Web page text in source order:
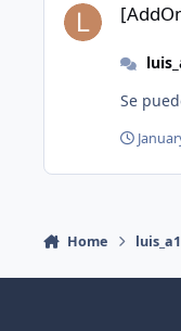
Se
Home luis_a1